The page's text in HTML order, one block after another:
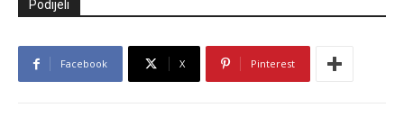
Podijeli
Facebook X Pinterest